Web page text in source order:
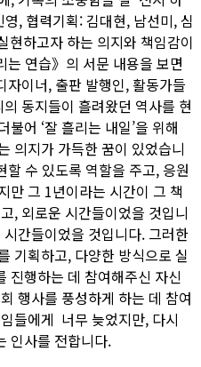
, 협력기획: 김대현, 남선미, 심
현하고자 하는 의지와 책임감이
연습》의 서문 내용을 보면
자이너, 출판 발행인, 활동가들
동지들이 흘려왔던 역사를 현
어 ‘잘 흘리는 내일’을 위해
의지가 가득한 꿈이 있었습니
할 수 있도록 역할을 주고, 응원
만 그 1년이라는 시간이 그 책
, 외로운 시간들이었을 것입니
간들이었을 것입니다. 그러한
기획하고, 다양한 방식으로 실
진행하는 데 참여해주신 자신
행사를 풍성하게 하는 데 참여
들에게 너무 늦었지만, 다시
인사를 전합니다.